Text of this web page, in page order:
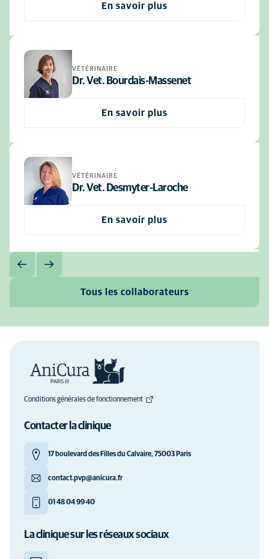
En savoir plus
VÉTÉRINAIRE
Dr. Vet. Bourdais-Massenet
En savoir plus
VÉTÉRINAIRE
Dr. Vet. Desmyter-Laroche
En savoir plus
Tous les collaborateurs
Conditions générales de fonctionnement
Contacter la clinique
17 boulevard des Filles du Calvaire, 75003 Paris
contact.pvp@anicura.fr
01 48 04 99 40
La clinique sur les réseaux sociaux